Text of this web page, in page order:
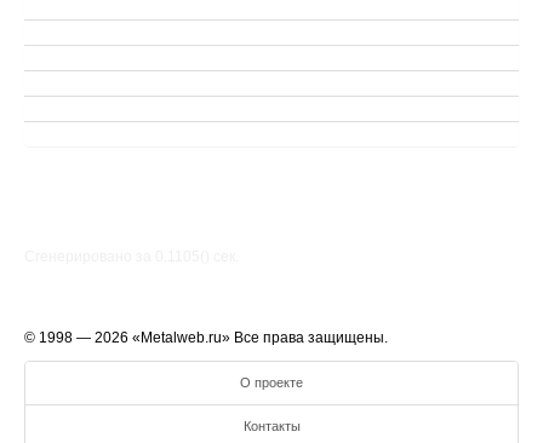
© 1998 — 2026 «Metalweb.ru» Все права защищены.
О проекте
Контакты